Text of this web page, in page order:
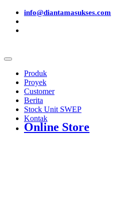
info@diantamasukses.com
Produk
Proyek
Customer
Berita
Stock Unit SWEP
Kontak
Online Store